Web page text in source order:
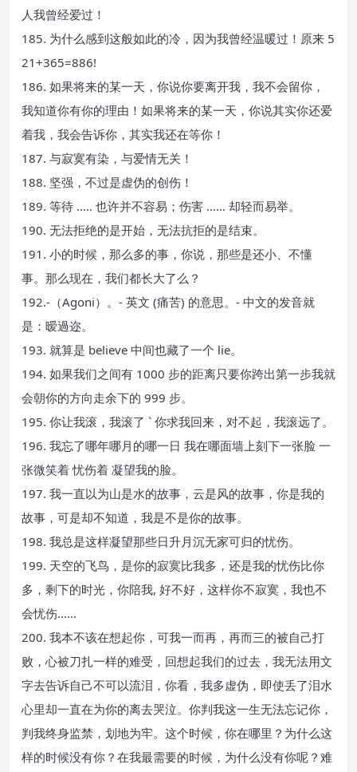
人我曾经爱过！
185. 为什么感到这般如此的冷，因为我曾经温暖过！原来 5
21+365=886!
186. 如果将来的某一天，你说你要离开我，我不会留你，
我知道你有你的理由！如果将来的某一天，你说其实你还爱
着我，我会告诉你，其实我还在等你！
187. 与寂寞有染，与爱情无关！
188. 坚强，不过是虚伪的创伤！
189. 等待 ….. 也许并不容易；伤害 …… 却轻而易举。
190. 无法拒绝的是开始，无法抗拒的是结束。
191. 小的时候，那么多的事，你说，那些是还小、不懂
事。那么现在，我们都长大了么？
192.-（Agoni）。- 英文 (痛苦) 的意思。- 中文的发音就
是：暧過迩。
193. 就算是 believe 中间也藏了一个 lie。
194. 如果我们之间有 1000 步的距离只要你跨出第一步我就
会朝你的方向走余下的 999 步。
195. 你让我滚，我滚了 ` 你求我回来，对不起，我滚远了。
196. 我忘了哪年哪月的哪一日 我在哪面墙上刻下一张脸 一
张微笑着 忧伤着 凝望我的脸。
197. 我一直以为山是水的故事，云是风的故事，你是我的
故事，可是却不知道，我是不是你的故事。
198. 我总是这样凝望那些日升月沉无家可归的忧伤。
199. 天空的飞鸟，是你的寂寞比我多，还是我的忧伤比你
多，剩下的时光，你陪我, 好不好，这样你不寂寞，我也不
会忧伤……
200. 我本不该在想起你，可我一而再，再而三的被自己打
败，心被刀扎一样的难受，回想起我们的过去，我无法用文
字去告诉自己不可以流泪，你看，我多虚伪，即使丢了泪水
心里却一直在为你的离去哭泣。你判我这一生无法忘记你，
判我终身监禁，划地为牢。这个时候，你在哪里？为什么这
样的时候没有你？在我最需要的时候，为什么没有你呢？难